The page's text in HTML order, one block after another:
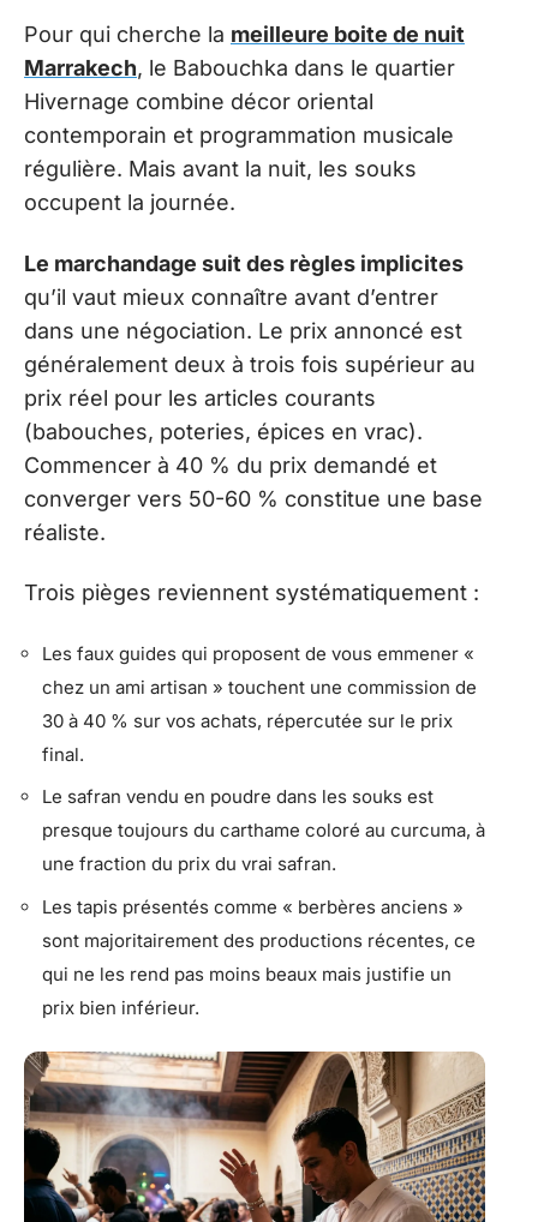
Pour qui cherche la meilleure boite de nuit
Marrakech, le Babouchka dans le quartier
Hivernage combine décor oriental
contemporain et programmation musicale
régulière. Mais avant la nuit, les souks
occupent la journée.
Le marchandage suit des règles implicites
qu’il vaut mieux connaître avant d’entrer
dans une négociation. Le prix annoncé est
généralement deux à trois fois supérieur au
prix réel pour les articles courants
(babouches, poteries, épices en vrac).
Commencer à 40 % du prix demandé et
converger vers 50-60 % constitue une base
réaliste.
Trois pièges reviennent systématiquement :
Les faux guides qui proposent de vous emmener «
chez un ami artisan » touchent une commission de
30 à 40 % sur vos achats, répercutée sur le prix
final.
Le safran vendu en poudre dans les souks est
presque toujours du carthame coloré au curcuma, à
une fraction du prix du vrai safran.
Les tapis présentés comme « berbères anciens »
sont majoritairement des productions récentes, ce
qui ne les rend pas moins beaux mais justifie un
prix bien inférieur.